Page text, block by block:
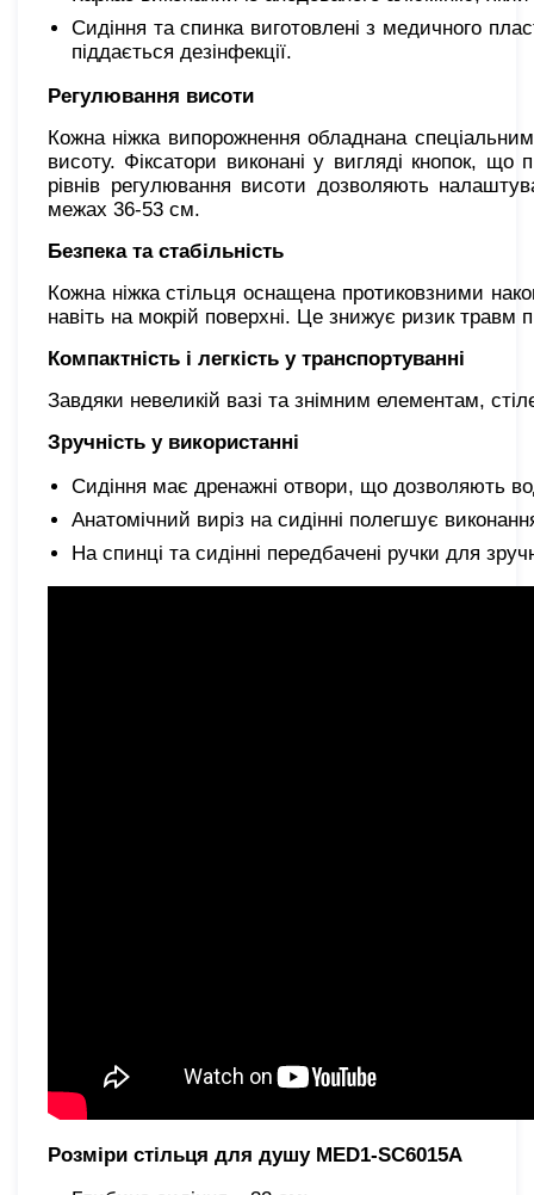
Сидіння та спинка виготовлені з медичного
піддається дезінфекції.
Регулювання висоти
Кожна ніжка випорожнення обладнана
висоту. Фіксатори виконані у вигляді кнопок,
рівнів регулювання висоти дозволяють
межах 36-53 см.
Безпека та стабільність
Кожна ніжка стільця оснащена протиковзними
навіть на мокрій поверхні. Це знижує ризик травм
Компактність і легкість у транспортуванні
Завдяки невеликій вазі та знімним елементам,
Зручність у використанні
Сидіння має дренажні отвори, що дозволяють
Анатомічний виріз на сидінні полегшує
На спинці та сидінні передбачені ручки для
Розміри стільця для душу MED1-SC6015A